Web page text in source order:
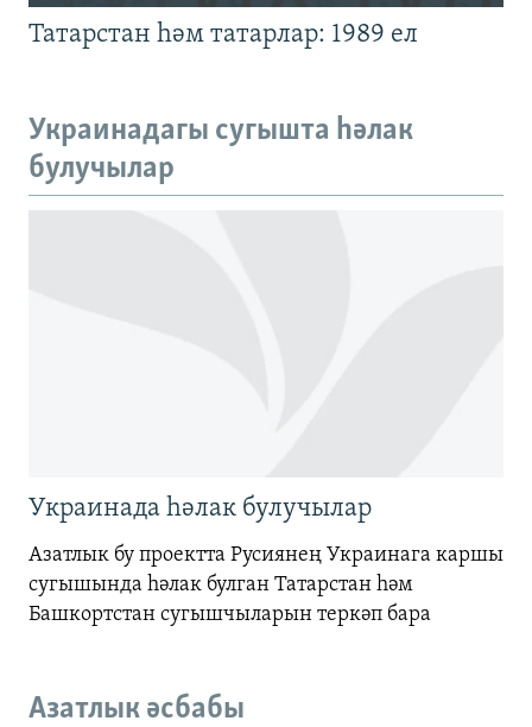
Татарстан һәм татарлар: 1989 ел
Украинадагы сугышта һәлак
булучылар
Украинада һәлак булучылар
Азатлык бу проектта Русиянең Украинага каршы
сугышында һәлак булган Татарстан һәм
Башкортстан сугышчыларын теркәп бара
Азатлык әсбабы